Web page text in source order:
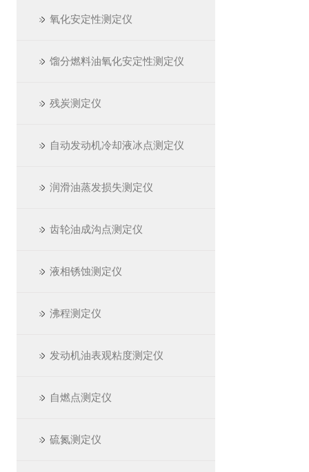
氧化安定性测定仪
馏分燃料油氧化安定性测定仪
残炭测定仪
自动发动机冷却液冰点测定仪
润滑油蒸发损失测定仪
齿轮油成沟点测定仪
液相锈蚀测定仪
沸程测定仪
发动机油表观粘度测定仪
自燃点测定仪
硫氮测定仪